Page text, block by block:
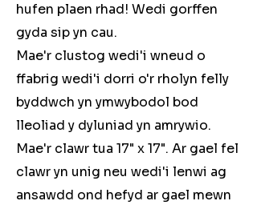
hufen plaen rhad! Wedi gorffen
gyda sip yn cau.
Mae'r clustog wedi'i wneud o
ffabrig wedi'i dorri o'r rholyn felly
byddwch yn ymwybodol bod
lleoliad y dyluniad yn amrywio.
Mae'r clawr tua 17" x 17". Ar gael fel
clawr yn unig neu wedi'i lenwi ag
ansawdd ond hefyd ar gael mewn